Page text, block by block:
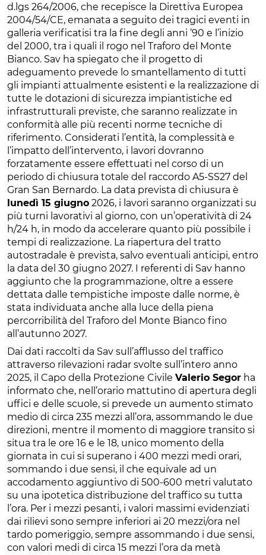
d.lgs 264/2006, che recepisce la Direttiva Europea
2004/54/CE, emanata a seguito dei tragici eventi in
galleria verificatisi tra la fine degli anni ’90 e l’inizio
del 2000, tra i quali il rogo nel Traforo del Monte
Bianco. Sav ha spiegato che il progetto di
adeguamento prevede lo smantellamento di tutti
gli impianti attualmente esistenti e la realizzazione di
tutte le dotazioni di sicurezza impiantistiche ed
infrastrutturali previste, che saranno realizzate in
conformità alle più recenti norme tecniche di
riferimento. Considerati l’entità, la complessità e
l’impatto dell’intervento, i lavori dovranno
forzatamente essere effettuati nel corso di un
periodo di chiusura totale del raccordo A5-SS27 del
Gran San Bernardo. La data prevista di chiusura è
lunedì 15 giugno 2026, i lavori saranno organizzati su
più turni lavorativi al giorno, con un’operatività di 24
h/24 h, in modo da accelerare quanto più possibile i
tempi di realizzazione. La riapertura del tratto
autostradale è prevista, salvo eventuali anticipi, entro
la data del 30 giugno 2027. I referenti di Sav hanno
aggiunto che la programmazione, oltre a essere
dettata dalle tempistiche imposte dalle norme, è
stata individuata anche alla luce della piena
percorribilità del Traforo del Monte Bianco fino
all’autunno 2027.
Dai dati raccolti da Sav sull’afflusso del traffico
attraverso rilevazioni radar svolte sull’intero anno
2025, il Capo della Protezione Civile Valerio Segor ha
informato che, nell’orario mattutino di apertura degli
uffici e delle scuole, si prevede un aumento stimato
medio di circa 235 mezzi all’ora, assommando le due
direzioni, mentre il momento di maggiore transito si
situa tra le ore 16 e le 18, unico momento della
giornata in cui si superano i 400 mezzi medi orari,
sommando i due sensi, il che equivale ad un
accodamento aggiuntivo di 500-600 metri valutato
su una ipotetica distribuzione del traffico su tutta
l’ora. Per i mezzi pesanti, i valori massimi evidenziati
dai rilievi sono sempre inferiori ai 20 mezzi/ora nel
tardo pomeriggio, sempre assommando i due sensi,
con valori medi di circa 15 mezzi l’ora da metà